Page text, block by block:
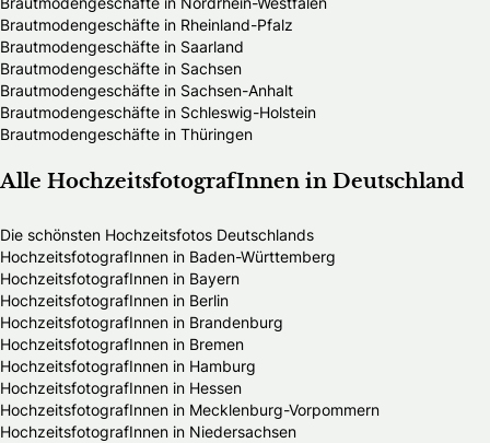
Brautmodengeschäfte in Rheinland-Pfalz
Brautmodengeschäfte in Saarland
Brautmodengeschäfte in Sachsen
Brautmodengeschäfte in Sachsen-Anhalt
Brautmodengeschäfte in Schleswig-Holstein
Brautmodengeschäfte in Thüringen
Alle HochzeitsfotografInnen in Deutschland
Die schönsten Hochzeitsfotos Deutschlands
HochzeitsfotografInnen in Baden-Württemberg
HochzeitsfotografInnen in Bayern
HochzeitsfotografInnen in Berlin
HochzeitsfotografInnen in Brandenburg
HochzeitsfotografInnen in Bremen
HochzeitsfotografInnen in Hamburg
HochzeitsfotografInnen in Hessen
HochzeitsfotografInnen in Mecklenburg-Vorpommern
HochzeitsfotografInnen in Niedersachsen